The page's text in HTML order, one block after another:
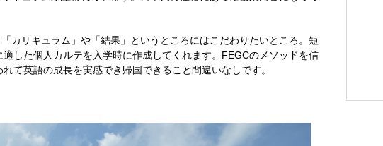
カリキュラム」や「結果」というところにはこだわりたいところ。短
した個人カルテを入学時に作成してくれます。FEGCのメソッドを信
て英語の成長を実感でき帰国できること間違いなしです。